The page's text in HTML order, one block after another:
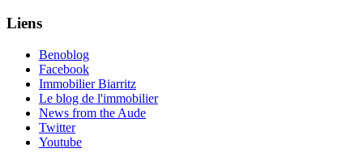
Liens
Benoblog
Facebook
Immobilier Biarritz
Le blog de l'immobilier
News from the Aude
Twitter
Youtube